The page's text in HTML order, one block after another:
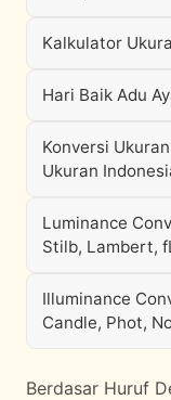
Kalkulator
Hari Baik Adu
Konversi
Ukuran
Luminance
Stilb, Lambert,
Illuminance
Candle, Phot,
Berdasar Huruf